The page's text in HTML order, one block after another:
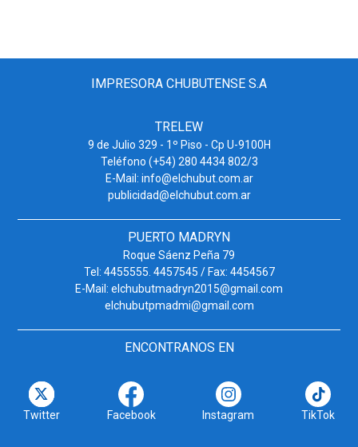
IMPRESORA CHUBUTENSE S.A
TRELEW
9 de Julio 329 - 1º Piso - Cp U-9100H
Teléfono (+54) 280 4434 802/3
E-Mail: info@elchubut.com.ar
publicidad@elchubut.com.ar
PUERTO MADRYN
Roque Sáenz Peña 79
Tel: 4455555. 4457545 / Fax: 4454567
E-Mail: elchubutmadryn2015@gmail.com
elchubutpmadmi@gmail.com
ENCONTRANOS EN
Twitter Facebook Instagram TikTok